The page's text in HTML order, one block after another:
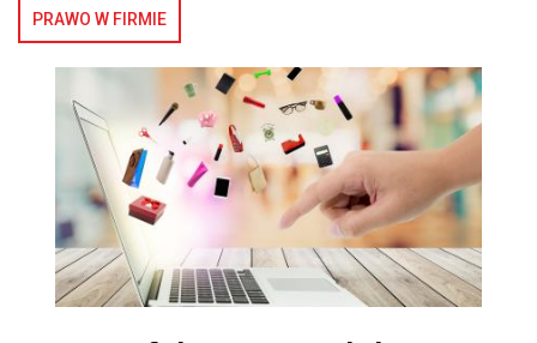
PRAWO W FIRMIE